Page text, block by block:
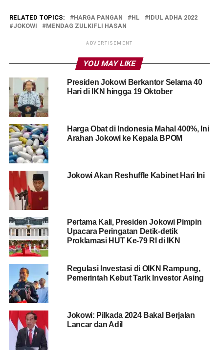
RELATED TOPICS: HARGA PANGAN HL
IDUL ADHA 2022
JOKOWI
MENDAG ZULKIFLI HASAN
ADVERTISEMENT
YOU MAY LIKE
Presiden Jokowi Berkantor Selama 40
Hari di IKN hingga 19 Oktober
Harga Obat di Indonesia Mahal 400%, Ini
Arahan Jokowi ke Kepala BPOM
Jokowi Akan Reshuffle Kabinet Hari Ini
Pertama Kali, Presiden Jokowi Pimpin
Upacara Peringatan Detik-detik
Proklamasi HUT Ke-79 RI di IKN
Regulasi Investasi di OIKN Rampung,
Pemerintah Kebut Tarik Investor Asing
Jokowi: Pilkada 2024 Bakal Berjalan
Lancar dan Adil